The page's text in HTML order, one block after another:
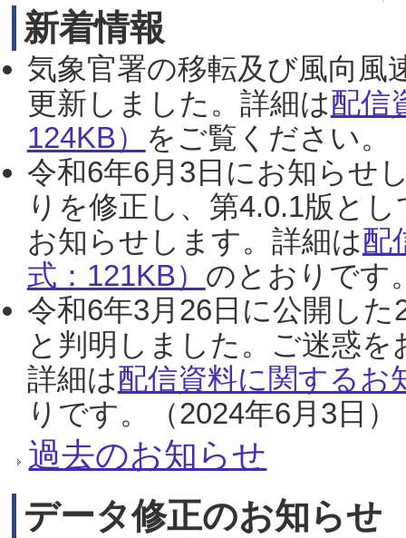
新着情報
気象官署の移転及び風向風
更新しました。詳細は配信
124KB） をご覧ください。
令和6年6月3日にお知らせ
りを修正し、第4.0.1版と
お知らせします。詳細は配
式：121KB） のとおりです
令和6年3月26日に公開し
と判明しました。ご迷惑
詳細は配信資料に関するお
りです。（2024年6月3日）
過去のお知らせ
データ修正のお知らせ